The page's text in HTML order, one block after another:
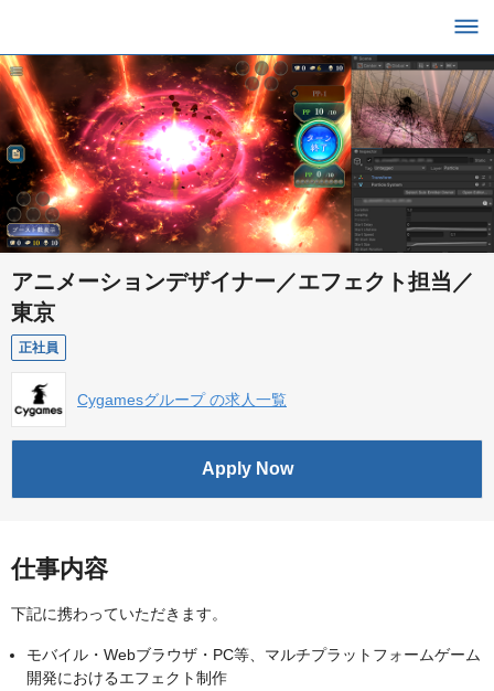
アニメーションデザイナー／エフェクト担当／
東京
正社員
Cygamesグループ の求人一覧
Apply Now
仕事内容
下記に携わっていただきます。
モバイル・Webブラウザ・PC等、マルチプラットフォームゲーム
開発におけるエフェクト制作